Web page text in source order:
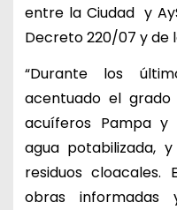
entre la Ciudad y
Decreto 220/07 y de
“Durante los
acentuado el
acuíferos Pampa
agua potabilizada,
residuos
obras